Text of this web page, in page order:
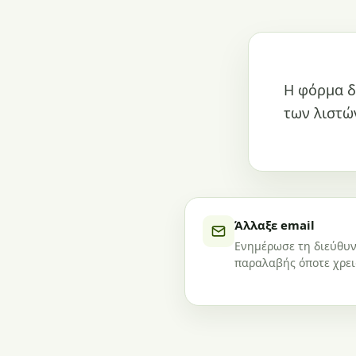
Η φόρμα
των
Άλλαξε email
Ενημέρωσε τη
παραλαβής όποτε